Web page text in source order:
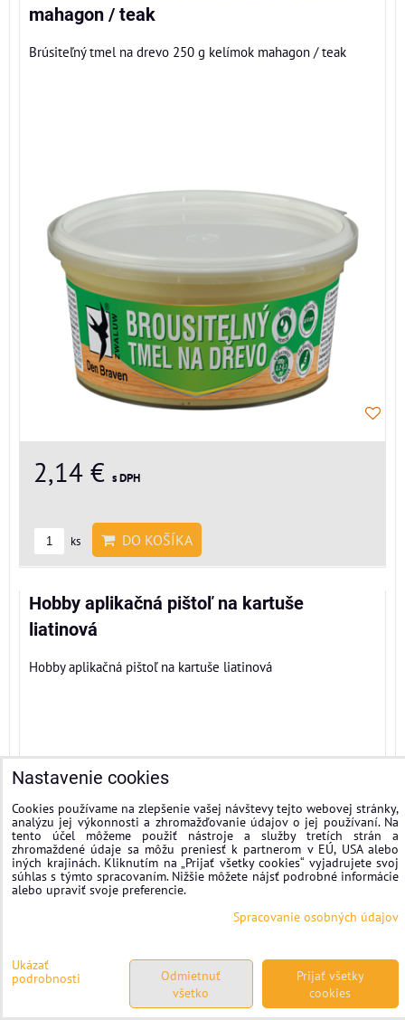
mahagon / teak
Brúsiteľný tmel na drevo 250 g kelímok mahagon / teak
2,14 € s DPH
ks DO KOŠÍKA
Hobby aplikačná pištoľ na kartuše
liatinová
Hobby aplikačná pištoľ na kartuše liatinová
Nastavenie cookies
Cookies používame na zlepšenie vašej návštevy tejto webovej stránky,
analýzu jej výkonnosti a zhromažďovanie údajov o jej používaní. Na
tento účel môžeme použiť nástroje a služby tretích strán a
zhromaždené údaje sa môžu preniesť k partnerom v EÚ, USA alebo
iných krajinách. Kliknutím na „Prijať všetky cookies“ vyjadrujete svoj
súhlas s týmto spracovaním. Nižšie môžete nájsť podrobné informácie
alebo upraviť svoje preferencie.
Spracovanie osobných údajov
Ukázať
podrobnosti
Prijať všetky
cookies
Odmietnuť
všetko